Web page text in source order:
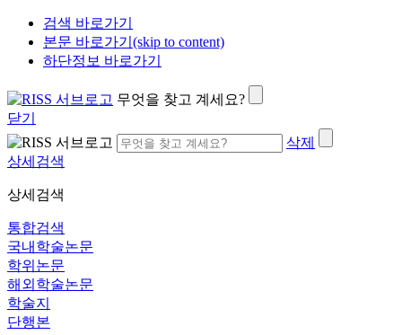
검색 바로가기
본문 바로가기(skip to content)
하단정보 바로가기
무엇을 찾고 계세요?
닫기
삭제
상세검색
상세검색
통합검색
국내학술논문
학위논문
해외학술논문
학술지
단행본